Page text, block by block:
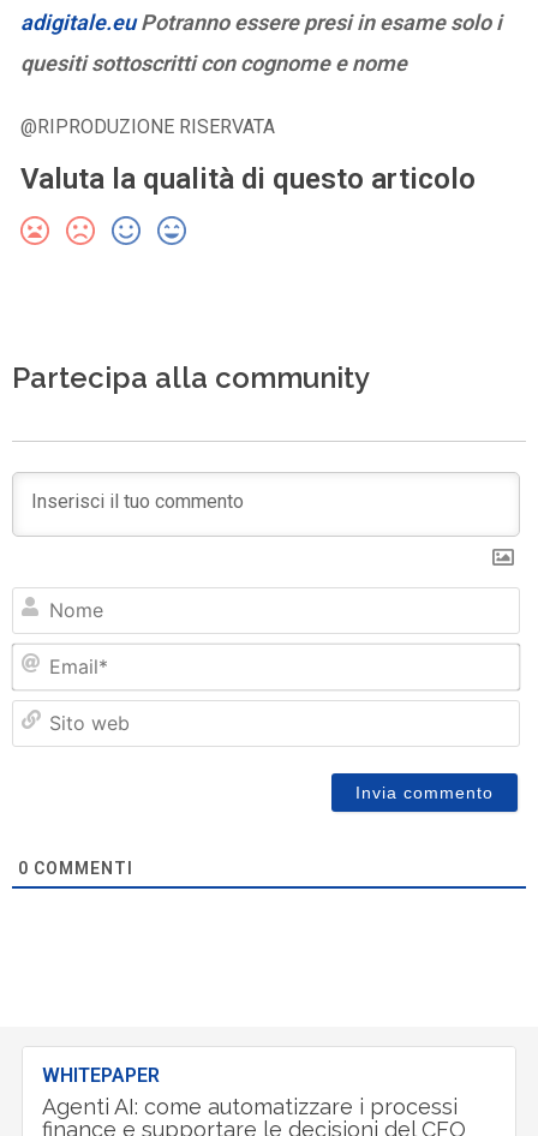
adigitale.euPotranno essere presi in esame solo i
quesiti sottoscritti con cognome e nome
@RIPRODUZIONE RISERVATA
Valuta la qualità di questo articolo
Partecipa alla community
0 COMMENTI
WHITEPAPER
Agenti AI: come automatizzare i processi
finance e supportare le decisioni del CFO